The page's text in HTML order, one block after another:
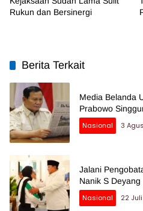
Rukun dan Bersinergi
Berita Terkait
Media Belanda
Prabowo
Nasional
3
Jalani
Nanik S
Nasional
22